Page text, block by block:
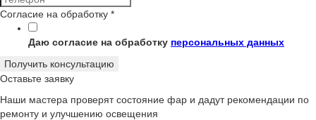
Согласие на обработку *
Даю согласие на обработку персональных данных
Получить консультацию
Оставьте заявку
Наши мастера проверят состояние фар и дадут рекомендации по
ремонту и улучшению освещения